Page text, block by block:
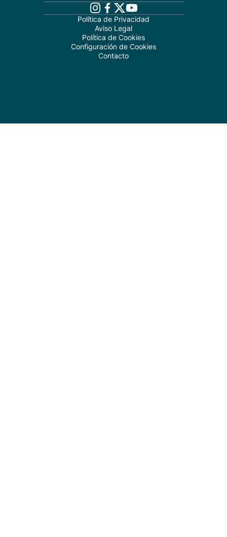
Política de Privacidad
Aviso Legal
Política de Cookies
Configuración de Cookies
Contacto